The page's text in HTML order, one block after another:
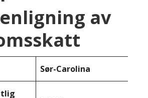
av
Sør-Carolina